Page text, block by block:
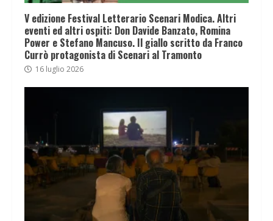
V edizione Festival Letterario Scenari Modica. Altri
eventi ed altri ospiti: Don Davide Banzato, Romina
Power e Stefano Mancuso. Il giallo scritto da Franco
Currò protagonista di Scenari al Tramonto
16 luglio 2026